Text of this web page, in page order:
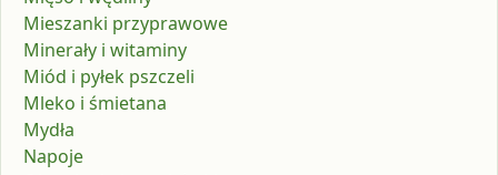
Mieszanki przyprawowe
Minerały i witaminy
Miód i pyłek pszczeli
Mleko i śmietana
Mydła
Napoje